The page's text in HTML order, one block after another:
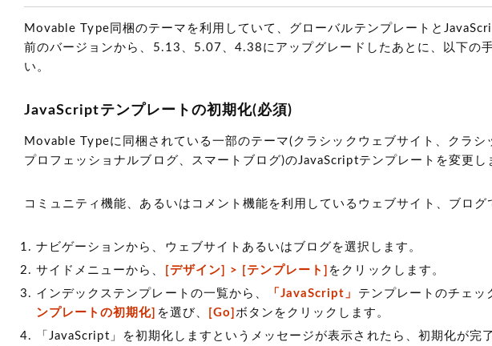
Movable Type同梱のテーマを利用していて、グローバルテンプレートと
前のバージョンから、5.13、5.07、4.38にアップグレードしたあとに、以下の
い。
JavaScriptテンプレートの初期化(必須)
Movable Typeに同梱されている一部のテーマ(クラシックウェブサイト、クラ
プロフェッショナルブログ、スマートブログ)のJavaScriptテンプレートを変更し
コミュニティ機能、あるいはコメント機能を利用しているウェブサイト、ブログ
ナビゲーションから、ウェブサイトあるいはブログを選択します。
サイドメニューから、
[デザイン] > [テンプレート] をクリックします。
インデックステンプレートの一覧から、
「JavaScript」 テンプレートのチェッ
ンプレートの初期化] を選び、 [Go] ボタンをクリックします。
「JavaScript」を初期化しますというメッセージが表示されたら、初期化が完